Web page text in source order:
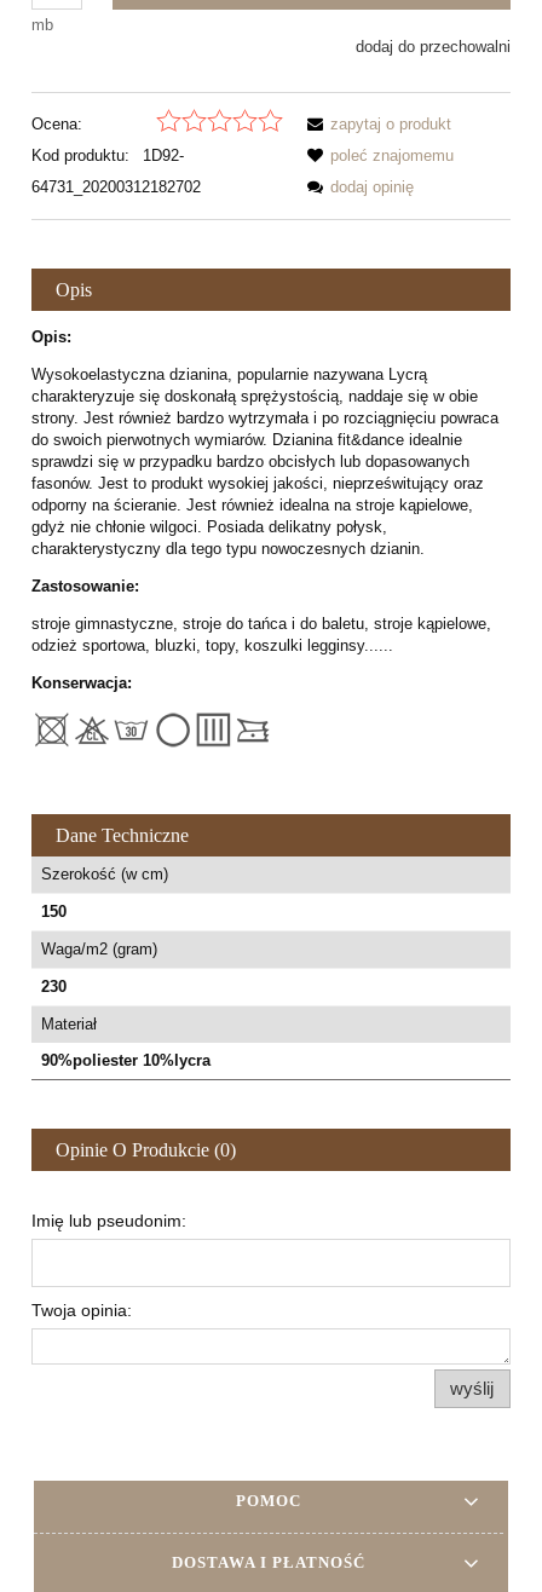
mb
dodaj do przechowalni
Ocena:
Kod produktu:
1D92-
64731_20200312182702
zapytaj o produkt
poleć znajomemu
dodaj opinię
Opis
Opis:
Wysokoelastyczna dzianina, popularnie nazywana Lycrą
charakteryzuje się doskonałą sprężystością, naddaje się w obie
strony. Jest również bardzo wytrzymała i po rozciągnięciu powraca
do swoich pierwotnych wymiarów. Dzianina fit&dance idealnie
sprawdzi się w przypadku bardzo obcisłych lub dopasowanych
fasonów. Jest to produkt wysokiej jakości, nieprześwitujący oraz
odporny na ścieranie. Jest również idealna na stroje kąpielowe,
gdyż nie chłonie wilgoci. Posiada delikatny połysk,
charakterystyczny dla tego typu nowoczesnych dzianin.
Zastosowanie:
stroje gimnastyczne, stroje do tańca i do baletu, stroje kąpielowe,
odzież sportowa, bluzki, topy, koszulki legginsy......
Konserwacja:
Dane Techniczne
Szerokość (w cm)
150
Waga/m2 (gram)
230
Materiał
90%poliester 10%lycra
Opinie O Produkcie (0)
Imię lub pseudonim:
Twoja opinia:
wyślij
POMOC
DOSTAWA I PŁATNOŚĆ